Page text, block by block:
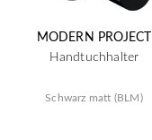
MODERN PROJECT
Handtuchhalter
Schwarz matt (BLM)